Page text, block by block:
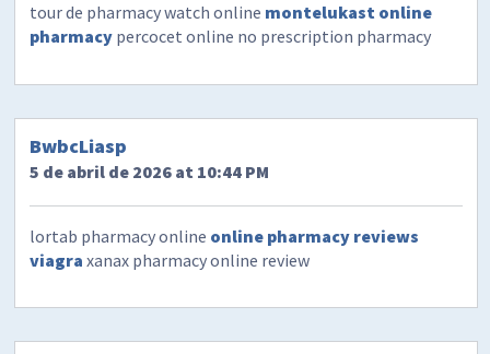
tour de pharmacy watch online montelukast online
pharmacy percocet online no prescription pharmacy
BwbcLiasp
5 de abril de 2026 at 10:44 PM
lortab pharmacy online online pharmacy reviews
viagra xanax pharmacy online review